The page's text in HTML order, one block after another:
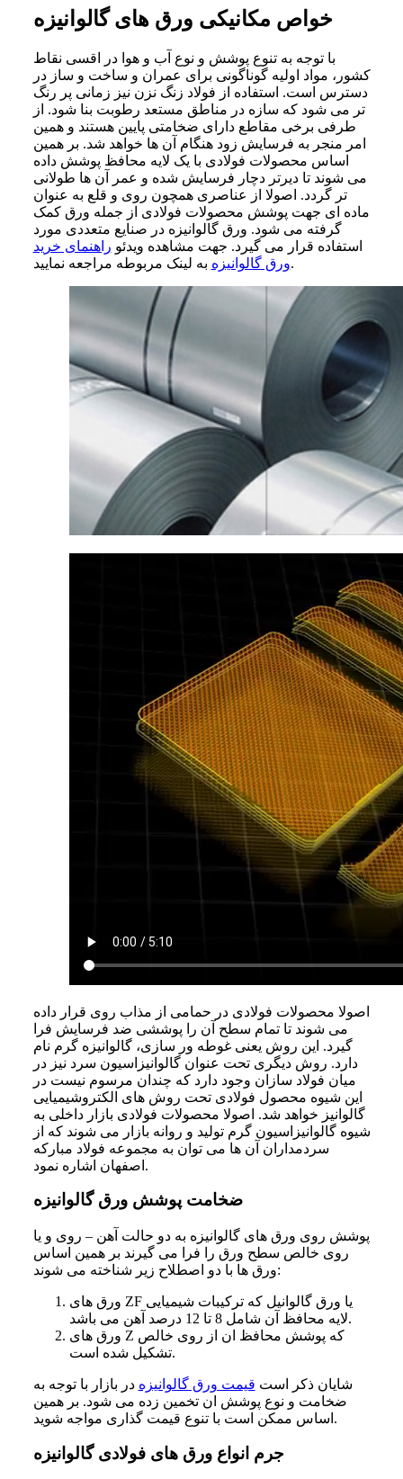
خواص مکانیکی ورق های گالوانیزه
با توجه به تنوع پوشش و نوع آب و هوا در اقسی نقاط
کشور، مواد اولیه گوناگونی برای عمران و ساخت و ساز در
دسترس است. استفاده از فولاد زنگ نزن نیز زمانی پر رنگ
تر می شود که سازه در مناطق مستعد رطوبت بنا شود. از
طرفی برخی مقاطع دارای ضخامتی پایین هستند و همین
امر منجر به فرسایش زود هنگام آن ها خواهد شد. بر همین
اساس محصولات فولادی با یک لایه محافظ پوشش داده
می شوند تا دیرتر دچار فرسایش شده و عمر آن ها طولانی
تر گردد. اصولا از عناصری همچون روی و قلع به عنوان
ماده ای جهت پوشش محصولات فولادی از جمله ورق کمک
گرفته می شود. ورق گالوانیزه در صنایع متعددی مورد
استفاده قرار می گیرد. جهت مشاهده ویدئو راهنمای خرید
ورق گالوانیزهبه لینک مربوطه مراجعه نمایید.
اصولا محصولات فولادی در حمامی از مذاب روی قرار داده
می شوند تا تمام سطح آن را پوششی ضد فرسایش فرا
گیرد. این روش یعنی غوطه ور سازی، گالوانیزه گرم نام
دارد. روش دیگری تحت عنوان گالوانیزاسیون سرد نیز در
میان فولاد سازان وجود دارد که چندان مرسوم نیست در
این شیوه محصول فولادی تحت روش های الکتروشیمیایی
گالوانیز خواهد شد. اصولا محصولات فولادی بازار داخلی به
شیوه گالوانیزاسیون گرم تولید و روانه بازار می شوند که از
سردمداران آن ها می توان به مجموعه فولاد مبارکه
اصفهان اشاره نمود.
ضخامت پوشش ورق گالوانیزه
پوشش روی ورق های گالوانیزه به دو حالت آهن – روی و یا
روی خالص سطح ورق را فرا می گیرند بر همین اساس
ورق ها با دو اصطلاح زیر شناخته می شوند:
ورق های ZF یا ورق گالوانیل که ترکیبات شیمیایی
لایه محافظ آن شامل 8 تا 12 درصد آهن می باشد.
ورق های Z که پوشش محافظ ان از روی خالص
تشکیل شده است.
شایان ذکر است قیمت ورق گالوانیزه در بازار با توجه به
ضخامت و نوع پوشش ان تخمین زده می شود. بر همین
اساس ممکن است با تنوع قیمت گذاری مواجه شوید.
جرم انواع ورق های فولادی گالوانیزه